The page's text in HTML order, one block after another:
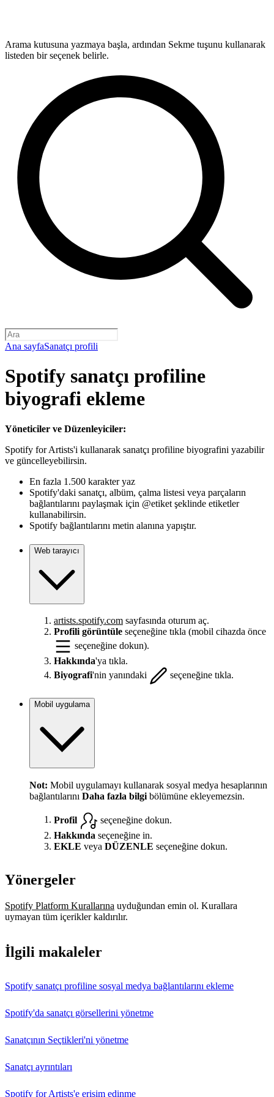
Arama kutusuna yazmaya başla, ardından Sekme tuşunu kullanarak
listeden bir seçenek belirle.
Ana sayfaSanatçı profili
Spotify sanatçı profiline
biyografi ekleme
Yöneticiler ve Düzenleyiciler:
Spotify for Artists'i kullanarak sanatçı profiline biyografini yazabilir
ve güncelleyebilirsin.
En fazla 1.500 karakter yaz
Spotify'daki sanatçı, albüm, çalma listesi veya parçaların
bağlantılarını paylaşmak için @etiket şeklinde etiketler
kullanabilirsin.
Spotify bağlantılarını metin alanına yapıştır.
Web tarayıcı
artists.spotify.com sayfasında oturum aç.
Profili görüntüle seçeneğine tıkla (mobil cihazda önce
seçeneğine dokun).
Hakkında'ya tıkla.
Biyografi'nin yanındaki seçeneğine tıkla.
Mobil uygulama
Not: Mobil uygulamayı kullanarak sosyal medya hesaplarının
bağlantılarını Daha fazla bilgi bölümüne ekleyemezsin.
Profil
seçeneğine dokun.
Hakkında seçeneğine in.
EKLE veya DÜZENLE seçeneğine dokun.
Yönergeler
Spotify Platform Kurallarına uyduğundan emin ol. Kurallara
uymayan tüm içerikler kaldırılır.
İlgili makaleler
Spotify sanatçı profiline sosyal medya bağlantılarını ekleme
Spotify'da sanatçı görsellerini yönetme
Sanatçının Seçtikleri'ni yönetme
Sanatçı ayrıntıları
Spotify for Artists'e erişim edinme